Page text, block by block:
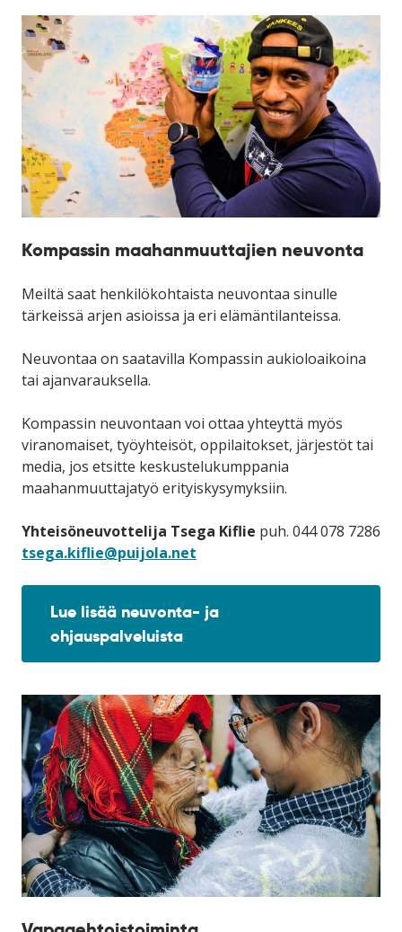
Kompassin maahanmuuttajien neuvonta
Meiltä saat henkilökohtaista neuvontaa sinulle
tärkeissä arjen asioissa ja eri elämäntilanteissa.
Neuvontaa on saatavilla Kompassin aukioloaikoina
tai ajanvarauksella.
Kompassin neuvontaan voi ottaa yhteyttä myös
viranomaiset, työyhteisöt, oppilaitokset, järjestöt tai
media, jos etsitte keskustelukumppania
maahanmuuttajatyö erityiskysymyksiin.
Yhteisöneuvottelija Tsega Kiflie puh. 044 078 7286
tsega.kiflie@puijola.net
Lue lisää neuvonta- ja
ohjauspalveluista